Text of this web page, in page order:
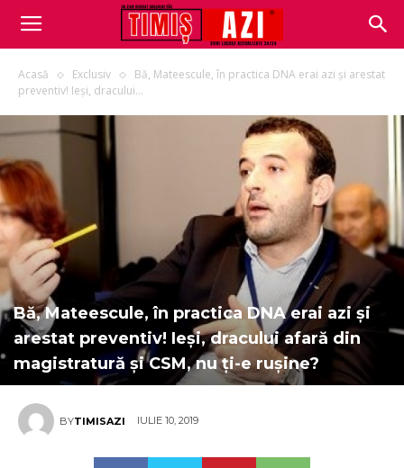
Acasă Exclusiv
Bă, Mateescule, în practica DNA erai azi și arestat
preventiv! Ieși, dracului...
Bă, Mateescule, în practica DNA erai azi și
arestat preventiv! Ieși, dracului afară din
magistratură și CSM, nu ți-e rușine?
BYTIMISAZI IULIE 10, 2019